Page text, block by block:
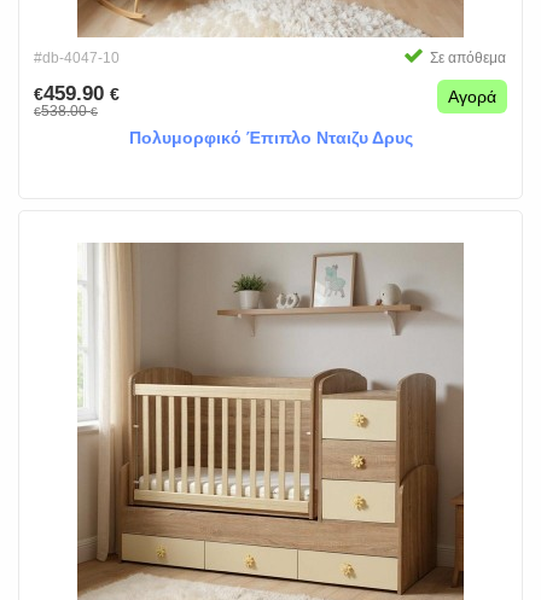
#db-4047-10 Σε απόθεμα
€459.90 €
€538.00€
Αγορά
Πολυμορφικό Έπιπλο Νταιζυ Δρυς